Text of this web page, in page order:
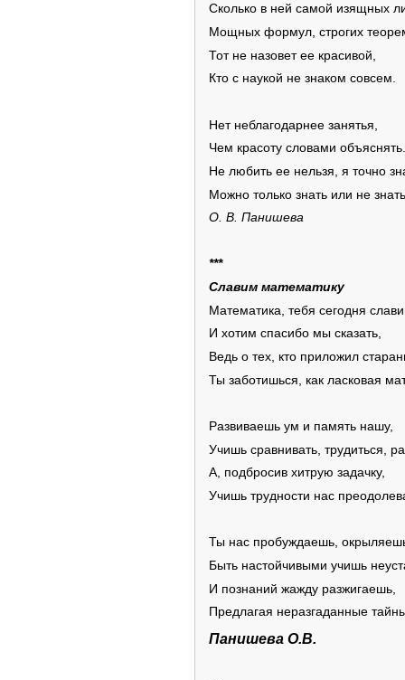
Сколько в ней самой изящных
Мощных формул, строгих
Тот не назовет ее красивой,
Кто с наукой не знаком совсем.
Нет неблагодарнее занятья,
Чем красоту словами объяснять.
Не любить ее нельзя, я точно
Можно только знать или не
О. В. Панишева
***
Славим математику
Математика, тебя сегодня
И хотим спасибо мы сказать,
Ведь о тех, кто приложил
Ты заботишься, как ласковая
Развиваешь ум и память нашу,
Учишь сравнивать, трудиться,
А, подбросив хитрую задачку,
Учишь трудности нас
Ты нас пробуждаешь,
Быть настойчивыми учишь
И познаний жажду разжигаешь,
Предлагая неразгаданные
Панишева О.В.